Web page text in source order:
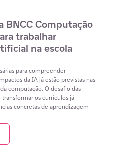
Computação
trabalhar
na escola
para compreender
da IA já estão previstas nas
computação. O desafio das
os currículos já
concretas de aprendizagem